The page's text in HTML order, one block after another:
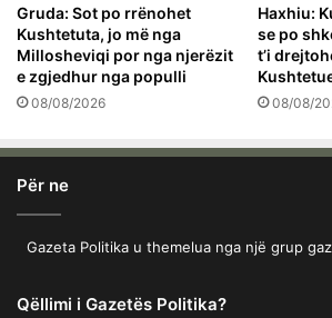
Gruda: Sot po rrënohet
Kushtetuta, jo më nga
Millosheviqi por nga njerëzit
e zgjedhur nga populli
08/08/2026
Haxhiu:
se po
t’i
08/08/
Për ne
Gazeta Politika u themelua nga një grup
Qëllimi i Gazetës Politika?